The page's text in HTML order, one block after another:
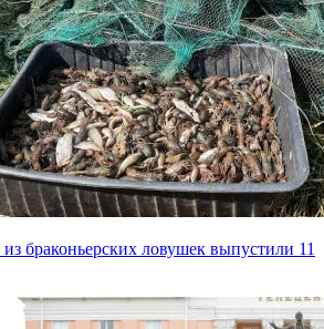
браконьерских ловушек выпустили 11